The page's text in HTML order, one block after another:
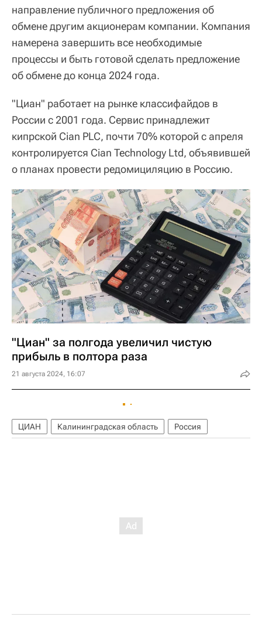
направление публичного предложения об
обмене другим акционерам компании. Компания
намерена завершить все необходимые
процессы и быть готовой сделать предложение
об обмене до конца 2024 года.
"Циан" работает на рынке классифайдов в
России с 2001 года. Сервис принадлежит
кипрской Cian PLC, почти 70% которой с апреля
контролируется Cian Technology Ltd, объявившей
о планах провести редомициляцию в Россию.
"Циан" за полгода увеличил чистую
прибыль в полтора раза
21 августа 2024, 16:07
ЦИАН Калининградская область Россия